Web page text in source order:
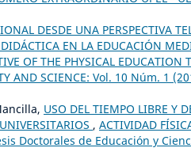
DESDE UNA PERSPECTIVA
EN LA EDUCACIÓN
OF THE PHYSICAL EDUCATION
AND SCIENCE: Vol. 10 Núm. 1
USO DEL TIEMPO LIBRE Y
, ACTIVIDAD
Doctorales de Educación y